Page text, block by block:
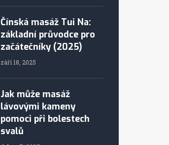
Čínská masáž Tui Na:
základní průvodce pro
začátečníky (2025)
září 18, 2025
Jak může masáž
lávovými kameny
pomoci při bolestech
svalů